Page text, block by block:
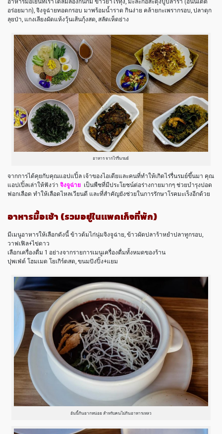
อร่อยมาก), จิงจูฉ่ายทอดกรอบ มาพร้อมน้ำราด กินง่าย คล้ายกะเพรากรอบ, ปลาดุก
ลุยป่า, แกงเลียงผัดแห้งวุ้นเส้นกุ้งสด, สลัดเห็ดย่าง
อาหาร จากไร่รื่นรมย์
จากการได้คุยกับคุณแอปแปิ้ล เจ้าของไอเดียและคนที่ทำให้เกิดไร่รื่นรมย์ขึ้นมา คุณ
แอปเปิ้ลเล่าให้ฟังว่า จิงจูฉ่าย เป็นพืชที่มีประโยชน์ต่อร่างกายมากๆ ช่วยบำรุงปอด
ฟอกเลือด ทำให้เลือดไหลเวียนดี และที่สำคัญยังช่วยในการรักษาโรคมะเร็งอีกด้วย
อาหารมื้อเช้า (รวมอยู่ในแพคเก็จที่พัก)
มีเมนูอาหารให้เลือกดังนี้ ข้าวต้มไก่นุ่มจิงจูฉ่าย, ข้าวผัดปลาร้าหยำปลาทูกรอบ,
วาฟเฟิล+ไข่ดาว
เลือกเครื่องดื่ม 1 อย่างจากรายการเมนูเครื่องดื่มทั้งหมดของร้าน
ปุพเฟ่ต์ โฮมเมด โยเกิร์ตสด, ขนมปังปิ้ง+แยม
อันนี้กินยากหน่อย สำหรับคนไม่กินอาหารเหลว